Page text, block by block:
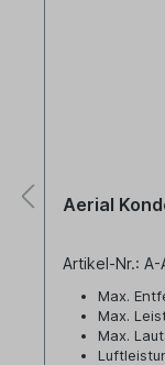
Aerial
Artikel-Nr.: A-
Max.
Max.
Max.